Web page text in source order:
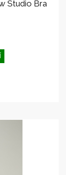
Studio Bra